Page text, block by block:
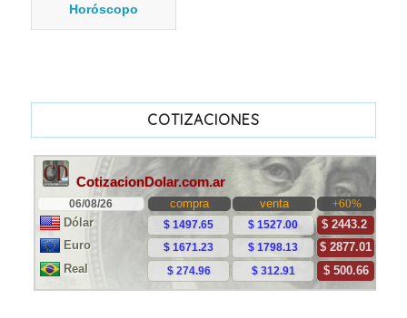
Horóscopo
COTIZACIONES